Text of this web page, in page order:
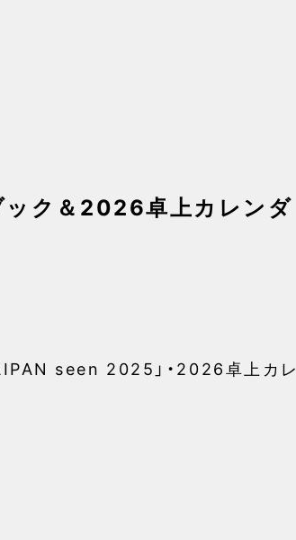
ク＆2026卓上カレンダ
seen 2025」・2026卓上カレ